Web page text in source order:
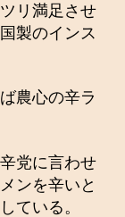
リ満足させ
製のインス
農心の辛ラ
党に言わせ
ンを辛いと
ている。